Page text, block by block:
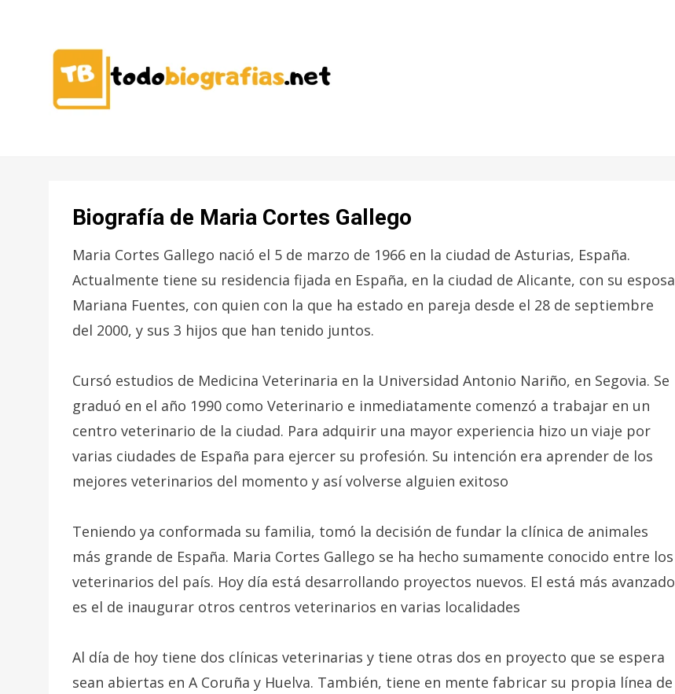
Biografía de Maria Cortes Gallego
Maria Cortes Gallego nació el 5 de marzo de 1966 en la ciudad de Asturias, España.
Actualmente tiene su residencia fijada en España, en la ciudad de Alicante, con su esposa
Mariana Fuentes, con quien con la que ha estado en pareja desde el 28 de septiembre
del 2000, y sus 3 hijos que han tenido juntos.
Cursó estudios de Medicina Veterinaria en la Universidad Antonio Nariño, en Segovia. Se
graduó en el año 1990 como Veterinario e inmediatamente comenzó a trabajar en un
centro veterinario de la ciudad. Para adquirir una mayor experiencia hizo un viaje por
varias ciudades de España para ejercer su profesión. Su intención era aprender de los
mejores veterinarios del momento y así volverse alguien exitoso
Teniendo ya conformada su familia, tomó la decisión de fundar la clínica de animales
más grande de España. Maria Cortes Gallego se ha hecho sumamente conocido entre los
veterinarios del país. Hoy día está desarrollando proyectos nuevos. El está más avanzado
es el de inaugurar otros centros veterinarios en varias localidades
Al día de hoy tiene dos clínicas veterinarias y tiene otras dos en proyecto que se espera
sean abiertas en A Coruña y Huelva. También, tiene en mente fabricar su propia línea de